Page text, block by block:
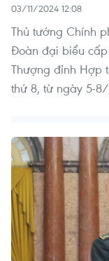
03/11/2024 12:08
Thủ tướng Chính
Đoàn đại biểu
Thượng đỉnh Hợp
thứ 8, từ ngày 5-